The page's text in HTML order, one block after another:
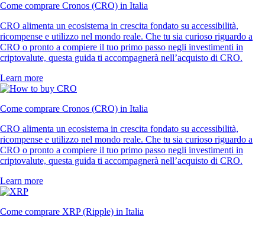
Come comprare Cronos (CRO) in Italia
CRO alimenta un ecosistema in crescita fondato su accessibilità,
ricompense e utilizzo nel mondo reale. Che tu sia curioso riguardo a
CRO o pronto a compiere il tuo primo passo negli investimenti in
criptovalute, questa guida ti accompagnerà nell’acquisto di CRO.
Learn more
Come comprare Cronos (CRO) in Italia
CRO alimenta un ecosistema in crescita fondato su accessibilità,
ricompense e utilizzo nel mondo reale. Che tu sia curioso riguardo a
CRO o pronto a compiere il tuo primo passo negli investimenti in
criptovalute, questa guida ti accompagnerà nell’acquisto di CRO.
Learn more
Come comprare XRP (Ripple) in Italia